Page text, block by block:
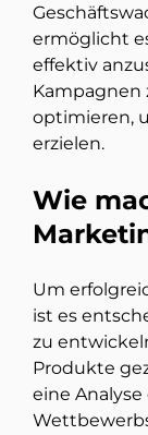
ermöglicht
effektiv
Kampagnen
optimieren,
erzielen.
Wie
Um
ist es
zu
Produkte
eine